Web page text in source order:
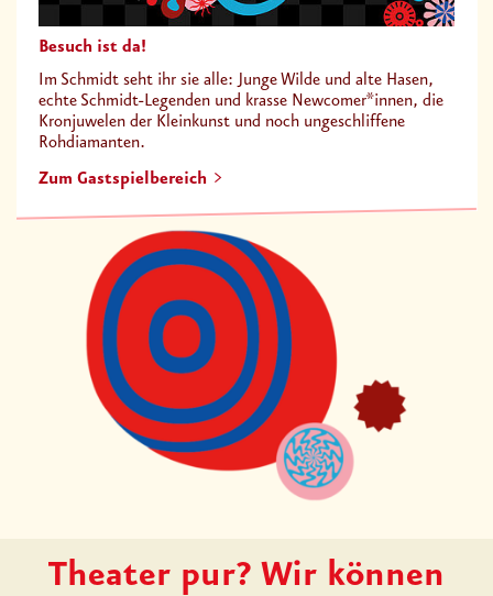
Besuch ist da!
Im Schmidt seht ihr sie alle: Junge Wilde und alte Hasen,
echte Schmidt-Legenden und krasse Newcomer*innen, die
Kronjuwelen der Kleinkunst und noch ungeschliffene
Rohdiamanten.
Zum Gastspielbereich
Theater pur? Wir können